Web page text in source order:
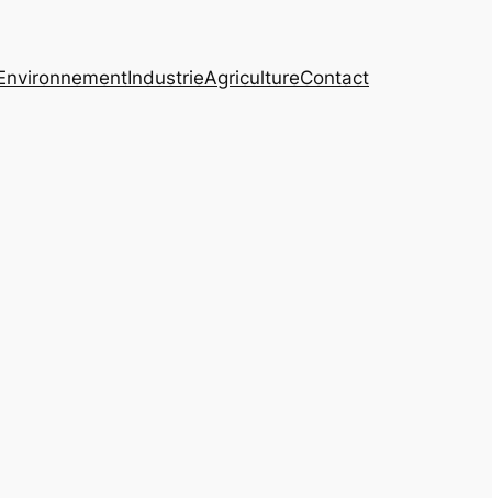
IndustrieAgricultureContact